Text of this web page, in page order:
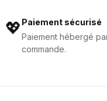
💖Paiement sécurisé
Paiement hébergé
commande.